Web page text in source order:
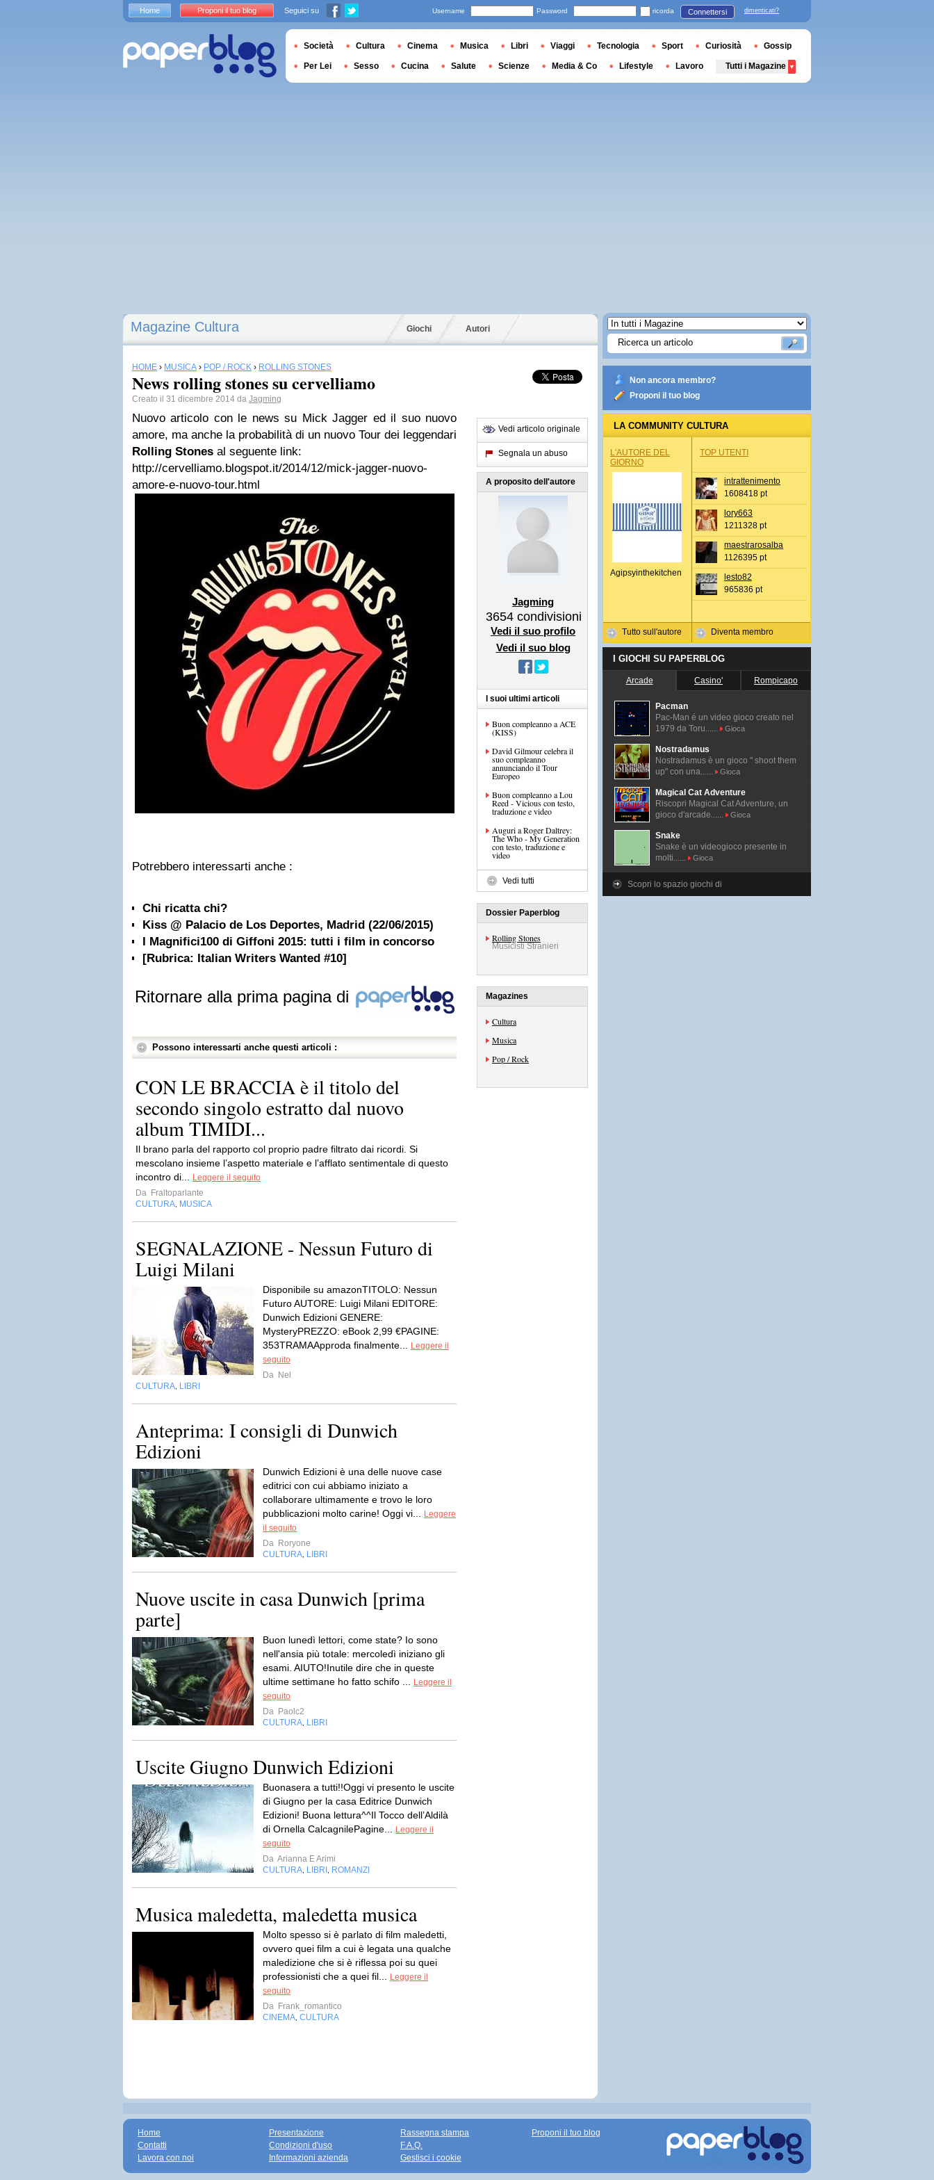
Magazine Cultura Giochi Autori
HOME › MUSICA › POP / ROCK › ROLLING STONES
News rolling stones su cervelliamo
Creato il 31 dicembre 2014 da Jagming
Nuovo articolo con le news su Mick Jagger ed il suo nuovo
amore, ma anche la probabilità di un nuovo Tour dei leggendari
Rolling Stones al seguente link:
http://cervelliamo.blogspot.it/2014/12/mick-jagger-nuovo-
amore-e-nuovo-tour.html
Potrebbero interessarti anche :
Chi ricatta chi?
Kiss @ Palacio de Los Deportes, Madrid (22/06/2015)
I Magnifici100 di Giffoni 2015: tutti i film in concorso
[Rubrica: Italian Writers Wanted #10]
Ritornare alla prima pagina di
Possono interessarti anche questi articoli :
CON LE BRACCIA è il titolo del
secondo singolo estratto dal nuovo
album TIMIDI...
Il brano parla del rapporto col proprio padre filtrato dai ricordi. Si
mescolano insieme l’aspetto materiale e l’afflato sentimentale di questo
incontro di...
Leggere il seguito
Da Fraltoparlante
CULTURA MUSICA
SEGNALAZIONE - Nessun Futuro di
Luigi Milani
Disponibile su amazonTITOLO: Nessun
Futuro AUTORE: Luigi Milani EDITORE:
Dunwich Edizioni GENERE:
MysteryPREZZO: eBook 2,99 €PAGINE:
353TRAMAApproda finalmente...
Leggere il
seguito
Da Nel
CULTURA LIBRI
Anteprima: I consigli di Dunwich
Edizioni
Dunwich Edizioni è una delle nuove case
editrici con cui abbiamo iniziato a
collaborare ultimamente e trovo le loro
pubblicazioni molto carine! Oggi vi...
Leggere
il seguito
Da Roryone
CULTURA LIBRI
Nuove uscite in casa Dunwich [prima
parte]
Buon lunedì lettori, come state? Io sono
nell'ansia più totale: mercoledì iniziano gli
esami. AIUTO!Inutile dire che in queste
ultime settimane ho fatto schifo ...
Leggere il
seguito
Da Paolc2
CULTURA LIBRI
Uscite Giugno Dunwich Edizioni
Buonasera a tutti!!Oggi vi presento le uscite
di Giugno per la casa Editrice Dunwich
Edizioni! Buona lettura^^Il Tocco dell’Aldilà
di Ornella CalcagnilePagine...
Leggere il
seguito
Da Arianna E Arimi
CULTURA LIBRI ROMANZI
Musica maledetta, maledetta musica
Molto spesso si è parlato di film maledetti,
ovvero quei film a cui è legata una qualche
maledizione che si è riflessa poi su quei
professionisti che a quei fil...
Leggere il
seguito
Da Frank_romantico
CINEMA CULTURA
Vedi articolo originale
Segnala un abuso
A proposito dell'autore
Jagming
3654 condivisioni
Vedi il suo profilo
Vedi il suo blog
I suoi ultimi articoli
Buon compleanno a ACE
(KISS)
David Gilmour celebra il
suo compleanno
annunciando il Tour
Europeo
Buon compleanno a Lou
Reed - Vicious con testo,
traduzione e video
Auguri a Roger Daltrey:
The Who - My Generation
con testo, traduzione e
video
Vedi tutti
Dossier Paperblog
Rolling Stones
Musicisti Stranieri
Magazines
Cultura
Musica
Pop / Rock
Non ancora membro?
Proponi il tuo blog
LA COMMUNITY CULTURA
L'AUTORE DEL
GIORNO
Agipsyinthekitchen
Tutto sull'autore
TOP UTENTI
intrattenimento
1608418 pt
lory663
1211328 pt
maestrarosalba
1126395 pt
lesto82
965836 pt
Diventa membro
I GIOCHI SU PAPERBLOG
Arcade Casino' Rompicapo
Pacman
Pac-Man é un video gioco creato nel
1979 da Toru......
Gioca
Nostradamus
Nostradamus è un gioco " shoot them
up" con una......
Gioca
Magical Cat Adventure
Riscopri Magical Cat Adventure, un
gioco d'arcade......
Gioca
Snake
Snake è un videogioco presente in
molti......
Gioca
Scopri lo spazio giochi di
Home Proponi il tuo blog Seguici su Username Password ricorda Connettersi dimenticati?
Società Cultura Cinema Musica Libri Viaggi Tecnologia Sport Curiosità Gossip
Per Lei Sesso Cucina Salute Scienze Media & Co Lifestyle Lavoro Tutti i Magazine
Home
Contatti
Lavora con noi
Presentazione
Condizioni d'uso
Informazioni azienda
Rassegna stampa
F.A.Q.
Gestisci i cookie
Proponi il tuo blog